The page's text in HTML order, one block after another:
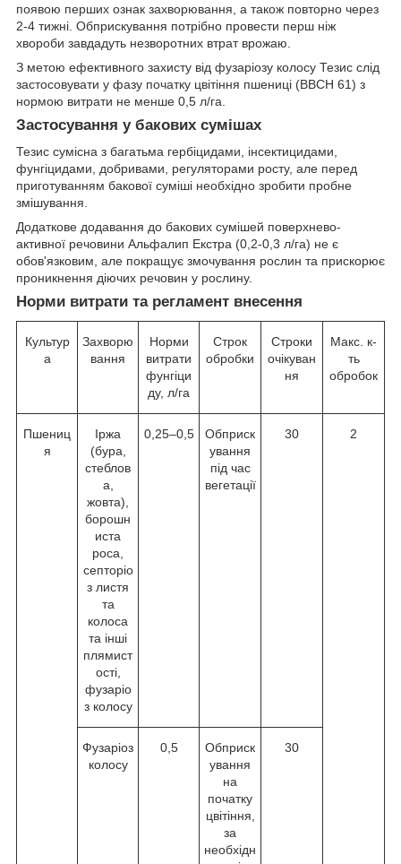
появою перших ознак захворювання, а також повторно через
2-4 тижні. Обприскування потрібно провести перш ніж
хвороби завдадуть незворотних втрат врожаю.
З метою ефективного захисту від фузаріозу колосу Тезис слід
застосовувати у фазу початку цвітіння пшениці (ВВСН 61) з
нормою витрати не менше 0,5 л/га.
Застосування у бакових сумішах
Тезис сумісна з багатьма гербіцидами, інсектицидами,
фунгіцидами, добривами, регуляторами росту, але перед
приготуванням бакової суміші необхідно зробити пробне
змішування.
Додаткове додавання до бакових сумішей поверхнево-
активної речовини Альфалип Екстра (0,2-0,3 л/га) не є
обов'язковим, але покращує змочування рослин та прискорює
проникнення діючих речовин у рослину.
Норми витрати та регламент внесення
Культур
а
Захворю
вання
Норми
витрати
фунгіци
ду, л/га
Строк
обробки
Строки
очікуван
ня
Макс. к-
ть
обробок
Пшениц
я
Іржа
(бура,
стеблов
а,
жовта),
борошн
иста
роса,
септоріо
з листя
та
колоса
та інші
плямист
ості,
фузаріо
з колосу
0,25–0,5
Обприск
ування
під час
вегетації
30 2
Фузаріоз
колосу
0,5
Обприск
ування
на
початку
цвітіння,
за
необхідн
30